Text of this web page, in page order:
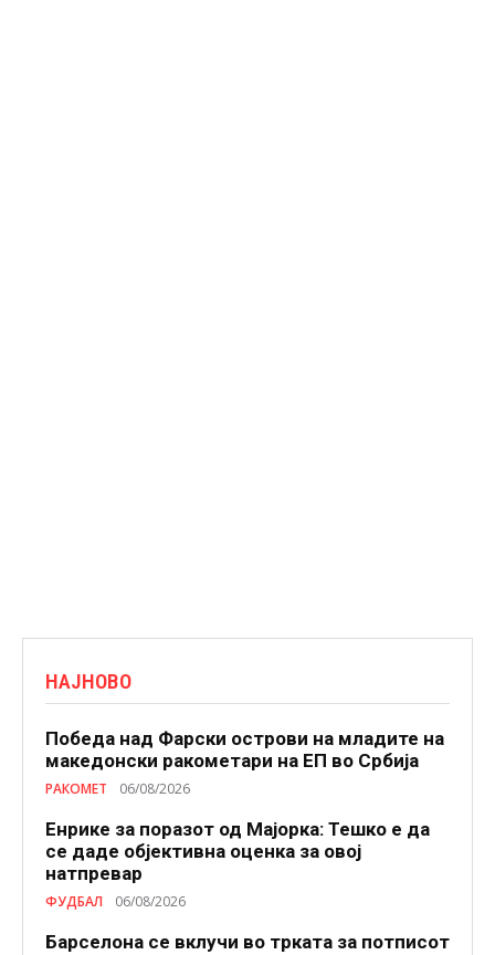
НАЈНОВО
Победа над Фарски острови на младите на
македонски ракометари на ЕП во Србија
РАКОМЕТ 06/08/2026
Енрике за поразот од Мајорка: Тешко е да
се даде објективна оценка за овој
натпревар
ФУДБАЛ 06/08/2026
Барселона се вклучи во трката за потписот